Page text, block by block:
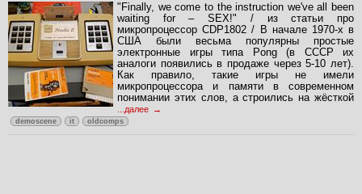
"Finally, we come to the instruction we've all been
waiting for – SEX!" / из статьи про
микропроцессор CDP1802 / В начале 1970-х в
США были весьма популярны простые
электронные игры типа Pong (в СССР их
аналоги появились в продаже через 5-10 лет).
Как правило, такие игры не имели
микропроцессора и памяти в современном
понимании этих слов, а строились на жёсткой
...далее
demoscene it oldcomps